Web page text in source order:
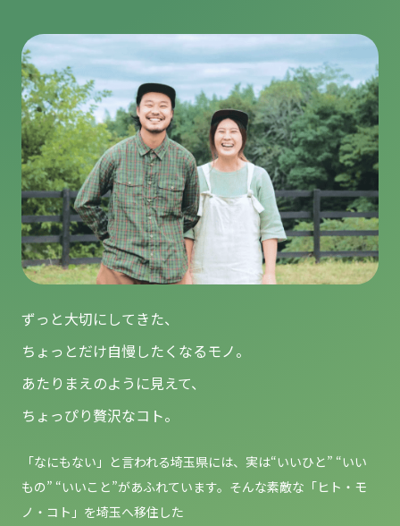
ずっと大切にしてきた、
ちょっとだけ自慢したくなるモノ。
あたりまえのように見えて、
ちょっぴり贅沢なコト。
「なにもない」と言われる埼玉県には、実は“いいひと” “いい
もの” “いいこと”があふれています。そんな素敵な「ヒト・モ
ノ・コト」を埼玉へ移住した